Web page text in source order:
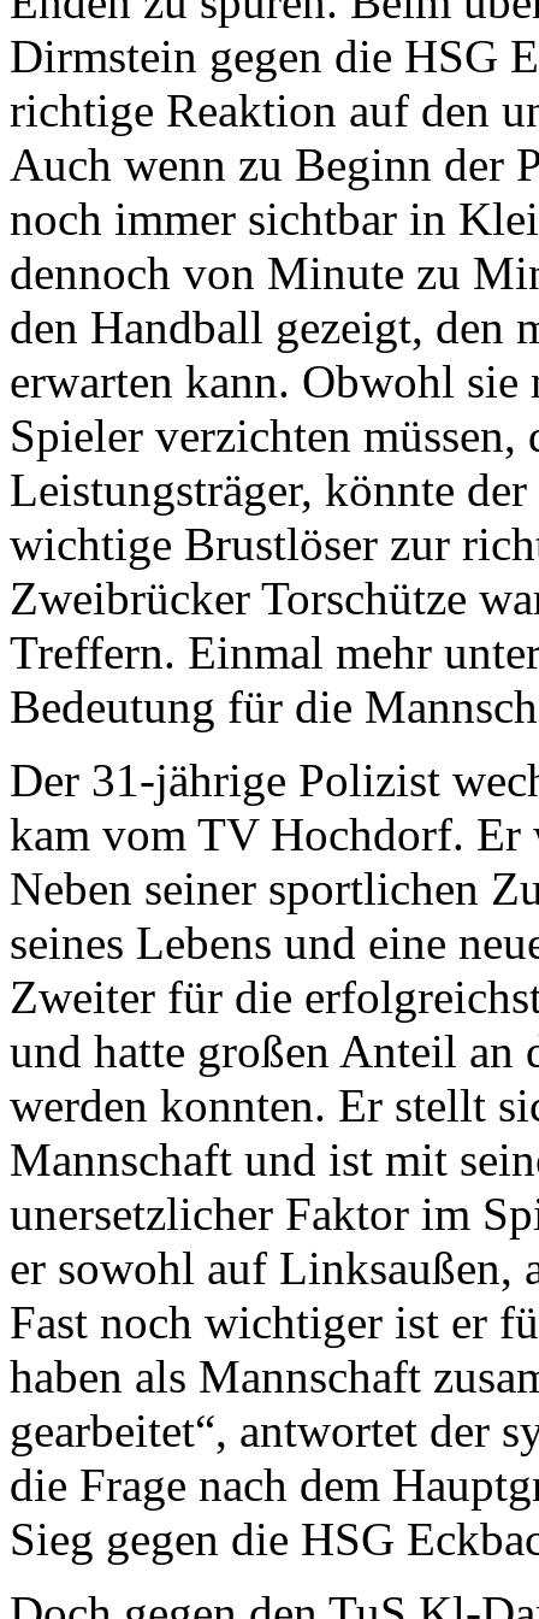
Dirmstein gegen die HSG
richtige Reaktion auf den
Auch wenn zu Beginn der
noch immer sichtbar in
dennoch von Minute zu
den Handball gezeigt, den
erwarten kann. Obwohl
Spieler verzichten müssen,
Leistungsträger, könnte
wichtige Brustlöser zur
Zweibrücker Torschütze
Treffern. Einmal mehr
Bedeutung für die
Der 31-jährige Polizist
kam vom TV Hochdorf. Er
Neben seiner sportlichen
seines Lebens und eine
Zweiter für die
und hatte großen Anteil an
werden konnten. Er stellt
Mannschaft und ist mit
unersetzlicher Faktor im
er sowohl auf Linksaußen,
Fast noch wichtiger ist er
haben als Mannschaft
gearbeitet“, antwortet der
die Frage nach dem
Sieg gegen die HSG